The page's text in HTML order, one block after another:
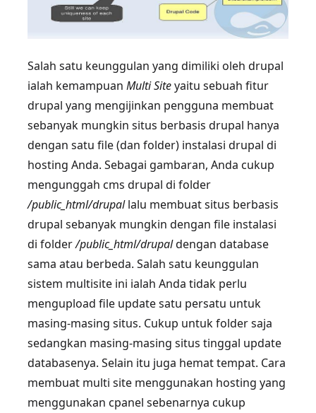
Salah satu keunggulan yang dimiliki oleh drupal
ialah kemampuan Multi Siteyaitu sebuah fitur
drupal yang mengijinkan pengguna membuat
sebanyak mungkin situs berbasis drupal hanya
dengan satu file (dan folder) instalasi drupal di
hosting Anda. Sebagai gambaran, Anda cukup
mengunggah cms drupal di folder
/public_html/drupallalu membuat situs berbasis
drupal sebanyak mungkin dengan file instalasi
di folder/public_html/drupaldengan database
sama atau berbeda. Salah satu keunggulan
sistem multisite ini ialah Anda tidak perlu
mengupload file update satu persatu untuk
masing-masing situs. Cukup untuk folder saja
sedangkan masing-masing situs tinggal update
databasenya. Selain itu juga hemat tempat. Cara
membuat multi site menggunakan hosting yang
menggunakan cpanel sebenarnya cukup